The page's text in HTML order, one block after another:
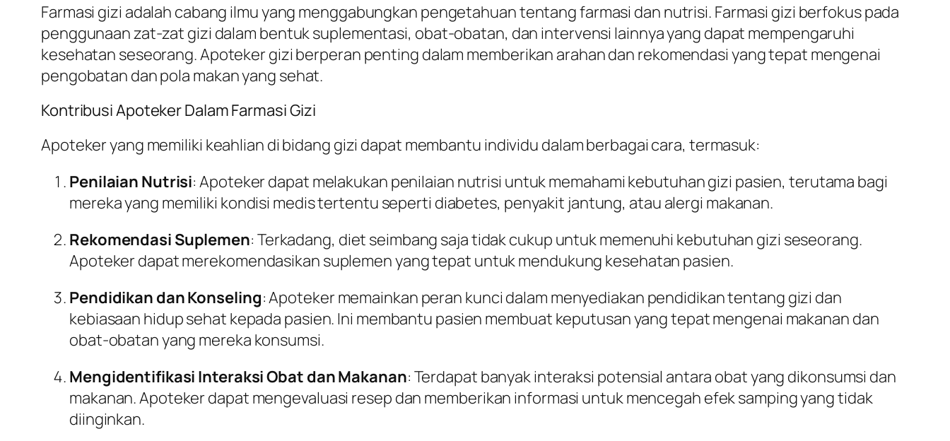
Farmasi gizi adalah cabang ilmu yang menggabungkan pengetahuan tentang farmasi dan nutrisi. Farmasi gizi berfokus pada
penggunaan zat-zat gizi dalam bentuk suplementasi, obat-obatan, dan intervensi lainnya yang dapat mempengaruhi
kesehatan seseorang. Apoteker gizi berperan penting dalam memberikan arahan dan rekomendasi yang tepat mengenai
pengobatan dan pola makan yang sehat.
Kontribusi Apoteker Dalam Farmasi Gizi
Apoteker yang memiliki keahlian di bidang gizi dapat membantu individu dalam berbagai cara, termasuk:
Penilaian Nutrisi: Apoteker dapat melakukan penilaian nutrisi untuk memahami kebutuhan gizi pasien, terutama bagi
mereka yang memiliki kondisi medis tertentu seperti diabetes, penyakit jantung, atau alergi makanan.
Rekomendasi Suplemen: Terkadang, diet seimbang saja tidak cukup untuk memenuhi kebutuhan gizi seseorang.
Apoteker dapat merekomendasikan suplemen yang tepat untuk mendukung kesehatan pasien.
Pendidikan dan Konseling: Apoteker memainkan peran kunci dalam menyediakan pendidikan tentang gizi dan
kebiasaan hidup sehat kepada pasien. Ini membantu pasien membuat keputusan yang tepat mengenai makanan dan
obat-obatan yang mereka konsumsi.
Mengidentifikasi Interaksi Obat dan Makanan: Terdapat banyak interaksi potensial antara obat yang dikonsumsi dan
makanan. Apoteker dapat mengevaluasi resep dan memberikan informasi untuk mencegah efek samping yang tidak
diinginkan.